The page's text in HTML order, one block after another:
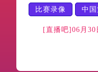
比赛录像 中
[直播吧]06月